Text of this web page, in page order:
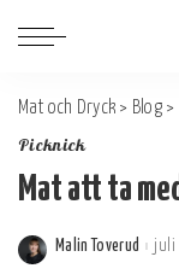
Mat och Dryck > Blog>
Picknick
Mat att ta
Postat
Malin Toverud juli